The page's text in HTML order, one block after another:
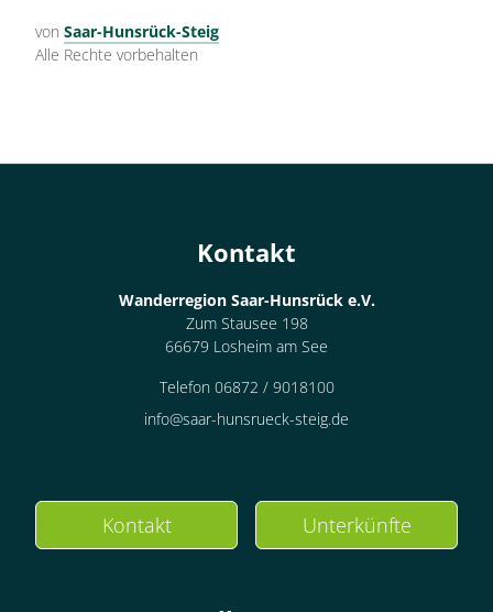
von Saar-Hunsrück-Steig
Alle Rechte vorbehalten
Kontakt
Wanderregion Saar-Hunsrück e.V.
Zum Stausee 198
66679 Losheim am See
Telefon 06872 / 9018100
info@saar-hunsrueck-steig.de
Kontakt Unterkünfte